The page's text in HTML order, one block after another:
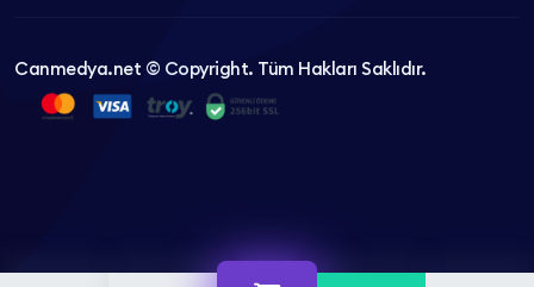
Canmedya.net © Copyright. Tüm Hakları Saklıdır.